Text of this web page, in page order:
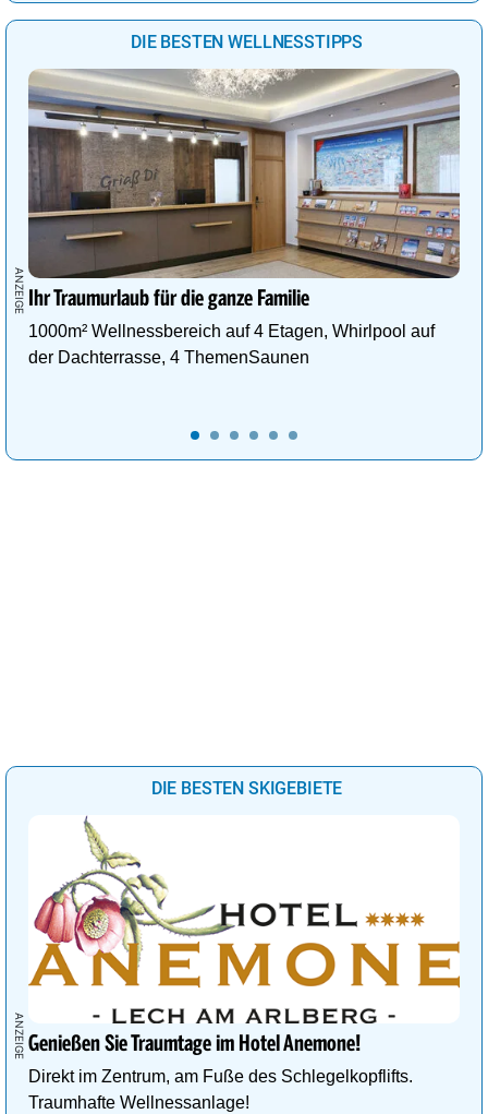
DIE BESTEN WELLNESSTIPPS
Ihr Traumurlaub für die ganze Familie
1000m² Wellnessbereich auf 4 Etagen, Whirlpool auf
der Dachterrasse, 4 ThemenSaunen
DIE BESTEN SKIGEBIETE
Genießen Sie Traumtage im Hotel Anemone!
Direkt im Zentrum, am Fuße des Schlegelkopflifts.
Traumhafte Wellnessanlage!